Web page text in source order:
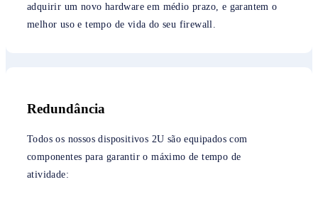
adquirir um novo hardware em médio prazo, e garantem o
melhor uso e tempo de vida do seu firewall.
Redundância
Todos os nossos dispositivos 2U são equipados com
componentes para garantir o máximo de tempo de
atividade: